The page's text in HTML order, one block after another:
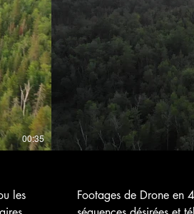
00:35
les
Footages de Drone